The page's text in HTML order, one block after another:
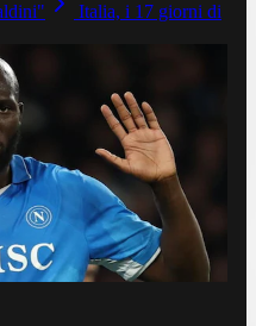
Italia, i 17 giorni di